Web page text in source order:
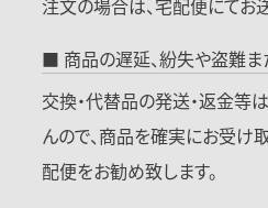
注文の場合は、宅配便にてお
■ 商品の遅延、紛失や盗難ま
交換・代替品の発送・返金等
んので、商品を確実にお受け
配便をお勧め致します。